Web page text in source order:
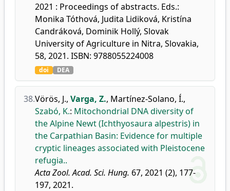
2021 : Proceedings of abstracts. Eds.:
Monika Tóthová, Judita Lidiková, Kristína
Candráková, Dominik Hollý, Slovak
University of Agriculture in Nitra, Slovakia,
58, 2021. ISBN: 9788055224008
doi DEA
38.Vörös, J., Varga, Z., Martínez-Solano, Í.,
Szabó, K.: Mitochondrial DNA diversity of
the Alpine Newt (Ichthyosaura alpestris) in
the Carpathian Basin: Evidence for multiple
cryptic lineages associated with Pleistocene
refugia..
Acta Zool. Acad. Sci. Hung. 67, 2021 (2), 177-
197, 2021.